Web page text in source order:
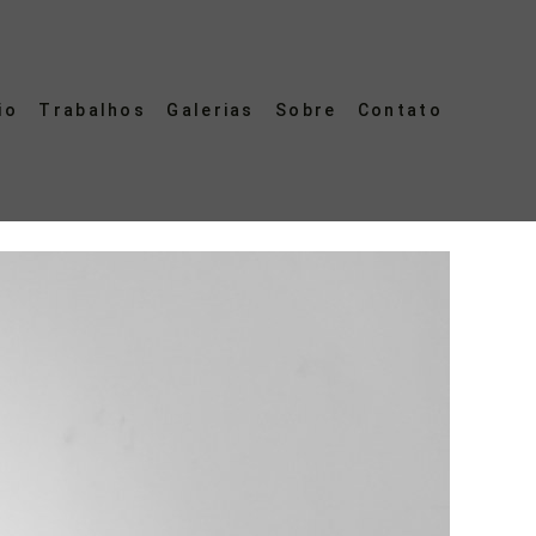
Trabalhos Galerias Sobre Contato